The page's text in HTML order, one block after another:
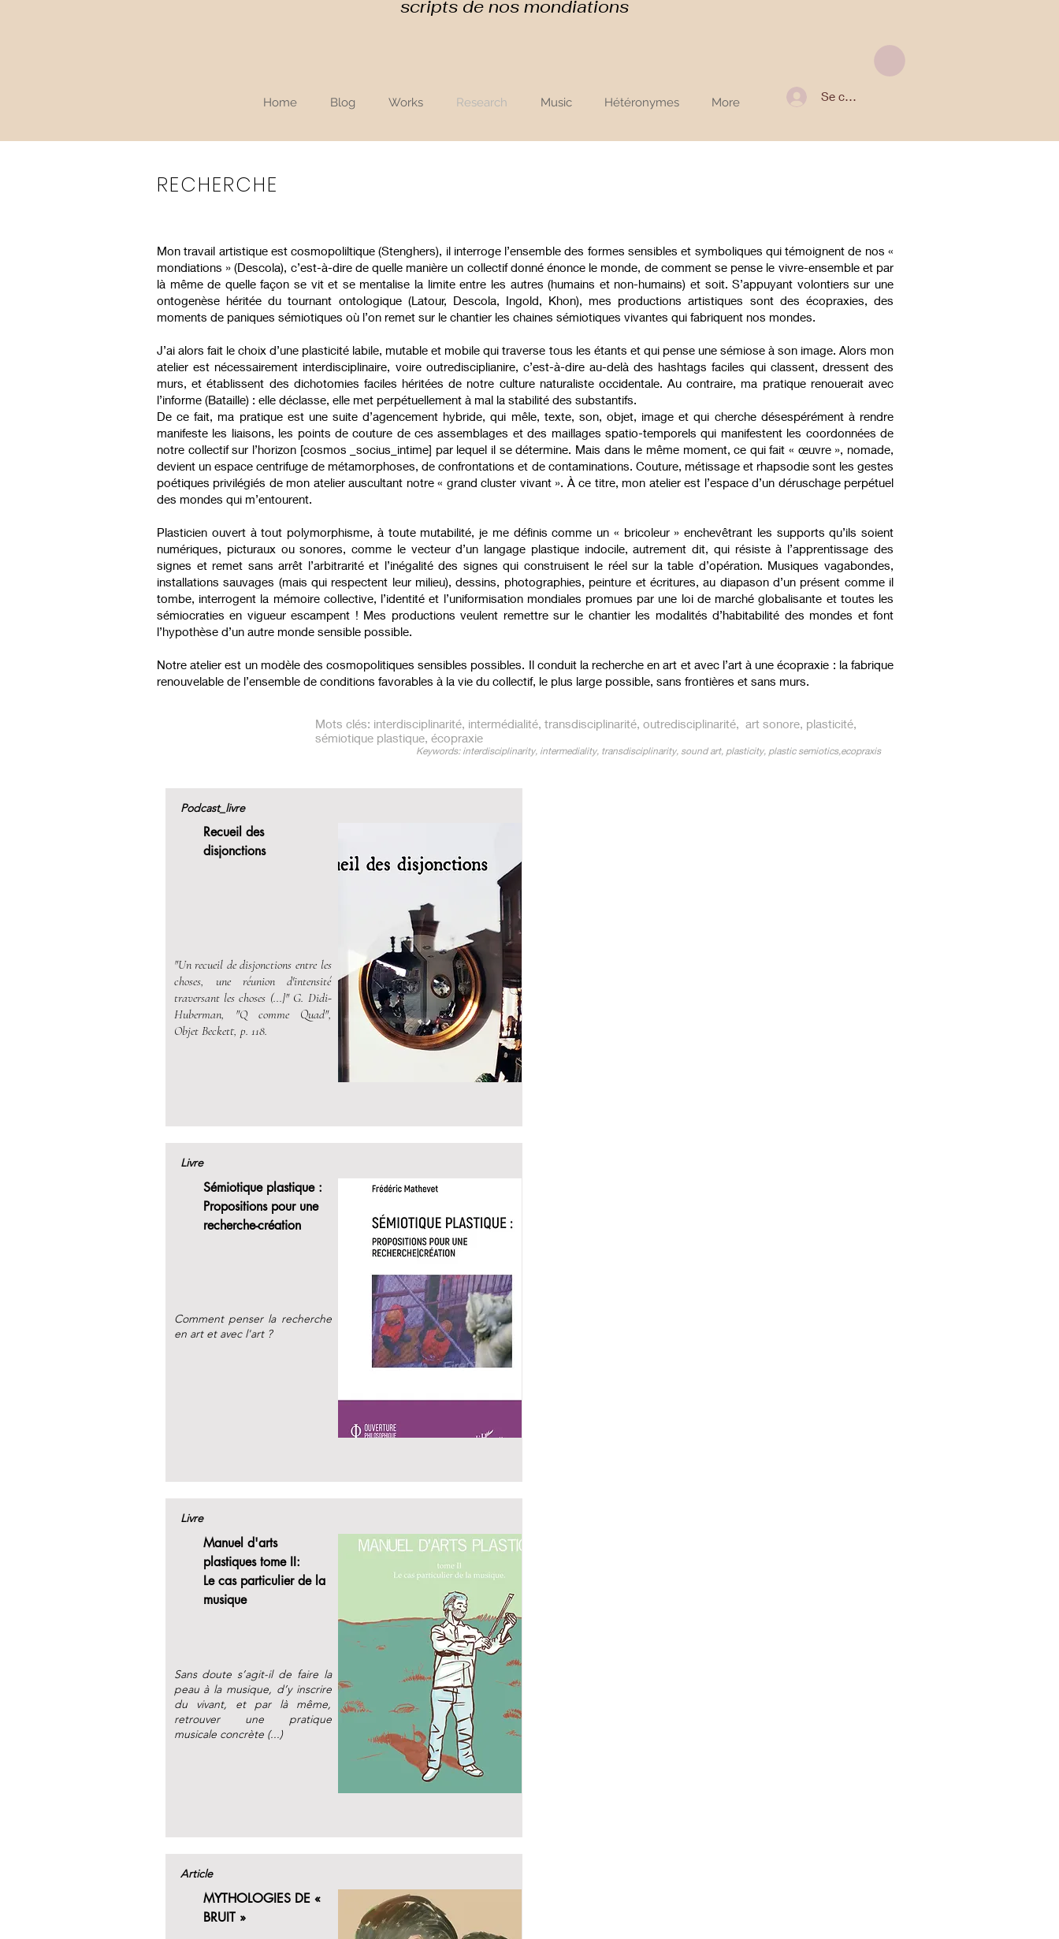
scripts de nos mondiations
Home Blog Works Research Music Hétéronymes More Se connecter
RECHERCHE
Mon travail artistique est cosmopoliltique (Stenghers), il interroge l’ensemble des formes sensibles et symboliques qui témoignent de nos «
mondiations » (Descola), c’est-à-dire de quelle manière un collectif donné énonce le monde, de comment se pense le vivre-ensemble et par
là même de quelle façon se vit et se mentalise la limite entre les autres (humains et non-humains) et soit. S’appuyant volontiers sur une
ontogenèse héritée du tournant ontologique (Latour, Descola, Ingold, Khon), mes productions artistiques sont des écopraxies, des
moments de paniques sémiotiques où l’on remet sur le chantier les chaines sémiotiques vivantes qui fabriquent nos mondes.
J’ai alors fait le choix d’une plasticité labile, mutable et mobile qui traverse tous les étants et qui pense une sémiose à son image. Alors mon
atelier est nécessairement interdisciplinaire, voire outredisciplianire, c’est-à-dire au-delà des hashtags faciles qui classent, dressent des
murs, et établissent des dichotomies faciles héritées de notre culture naturaliste occidentale. Au contraire, ma pratique renouerait avec
l’informe (Bataille) : elle déclasse, elle met perpétuellement à mal la stabilité des substantifs.
De ce fait, ma pratique est une suite d’agencement hybride, qui mêle, texte, son, objet, image et qui cherche désespérément à rendre
manifeste les liaisons, les points de couture de ces assemblages et des maillages spatio-temporels qui manifestent les coordonnées de
notre collectif sur l’horizon [cosmos _socius_intime] par lequel il se détermine. Mais dans le même moment, ce qui fait « œuvre », nomade,
devient un espace centrifuge de métamorphoses, de confrontations et de contaminations. Couture, métissage et rhapsodie sont les gestes
poétiques privilégiés de mon atelier auscultant notre « grand cluster vivant ». À ce titre, mon atelier est l’espace d’un déruschage perpétuel
des mondes qui m’entourent.
Plasticien ouvert à tout polymorphisme, à toute mutabilité, je me définis comme un « bricoleur » enchevêtrant les supports qu’ils soient
numériques, picturaux ou sonores, comme le vecteur d’un langage plastique indocile, autrement dit, qui résiste à l’apprentissage des
signes et remet sans arrêt l’arbitrarité et l’inégalité des signes qui construisent le réel sur la table d’opération. Musiques vagabondes,
installations sauvages (mais qui respectent leur milieu), dessins, photographies, peinture et écritures, au diapason d’un présent comme il
tombe, interrogent la mémoire collective, l’identité et l’uniformisation mondiales promues par une loi de marché globalisante et toutes les
sémiocraties en vigueur escampent ! Mes productions veulent remettre sur le chantier les modalités d’habitabilité des mondes et font
l’hypothèse d’un autre monde sensible possible.
Notre atelier est un modèle des cosmopolitiques sensibles possibles. Il conduit la recherche en art et avec l’art à une écopraxie : la fabrique
renouvelable de l’ensemble de conditions favorables à la vie du collectif, le plus large possible, sans frontières et sans murs.
Mots clés: interdisciplinarité, intermédialité, transdisciplinarité, outredisciplinarité, art sonore, plasticité,
sémiotique plastique, écopraxie
Keywords: interdisciplinarity, intermediality, transdisciplinarity, sound art, plasticity, plastic semiotics,ecopraxis
Podcast_livre
Recueil des
disjonctions
"Un recueil de disjonctions entre les
choses, une réunion d'intensité
traversant les choses (...]" G. Didi-
Huberman, "Q comme Quad",
Objet Beckett, p. 118.
Livre
Sémiotique plastique :
Propositions pour une
recherche-création
Comment penser la recherche
en art et avec l'art ?
Livre
Manuel d'arts
plastiques tome II:
Le cas particulier de la
musique
Sans doute s’agit-il de faire la
peau à la musique, d’y inscrire
du vivant, et par là même,
retrouver une pratique
musicale concrète (...)
Article
MYTHOLOGIES DE «
BRUIT »